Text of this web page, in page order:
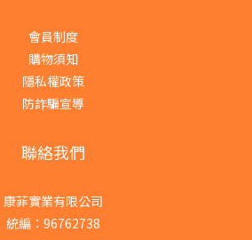
會員制度
購物須知
隱私權政策
防詐騙宣導
聯絡我們
康菲實業有限公司
統編：96762738